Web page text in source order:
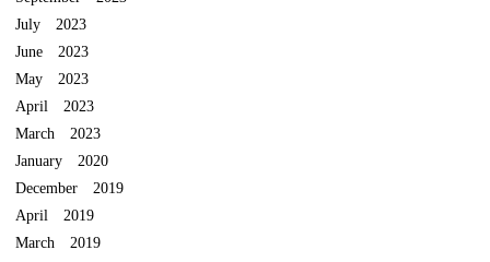
July 2023
June 2023
May 2023
April 2023
March 2023
January 2020
December 2019
April 2019
March 2019